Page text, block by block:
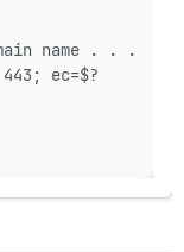
name . . .
ec=$?